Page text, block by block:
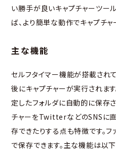
い勝手が良いキャプチャーツー
ば、より簡単な動作でキャプチャ
主な機能
セルフタイマー機能が搭載され
後にキャプチャーが実行されま
定したフォルダに自動的に保存
チャーをTwitterなどのSNSに
存できたりする点も特徴です。
で保存できます。主な機能は以下